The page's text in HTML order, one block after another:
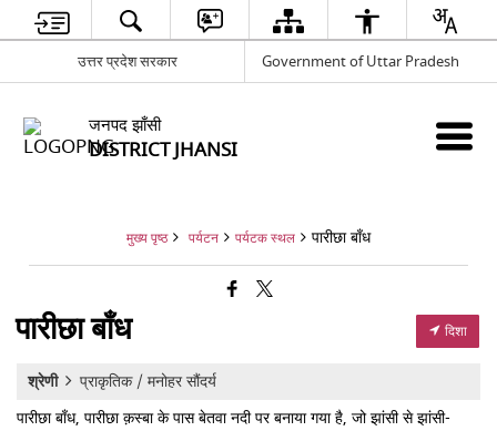
उत्तर प्रदेश सरकार Government of Uttar Pradesh
जनपद झाँसी
DISTRICT JHANSI
मुख्य पृष्ठ पर्यटन पर्यटक स्थल पारीछा बाँध
पारीछा बाँध दिशा
श्रेणी
प्राकृतिक / मनोहर सौंदर्य
पारीछा बाँध, पारीछा क़स्बा के पास बेतवा नदी पर बनाया गया है, जो झांसी से झांसी-